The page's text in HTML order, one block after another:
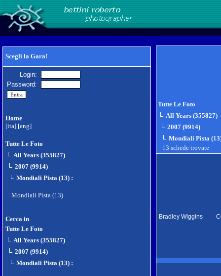
Scegli la Gara!
Login:
Password:
Home
[ita] [eng]
Tutte Le Foto
All Years (355827)
2007 (9914)
Mondiali Pista (13) :
Mondiali Pista (13)
Cerca in
Tutte Le Foto
All Years (355827)
2007 (9914)
Mondiali Pista (13) :
Tutte Le Foto
All Years (355827)
2007 (9914)
Mondiali Pista
13 schede trovate
Bradley Wiggins